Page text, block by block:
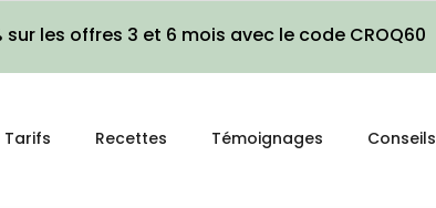
sur les offres 3 et 6 mois avec le code CROQ60
Tarifs Recettes Témoignages Conseils